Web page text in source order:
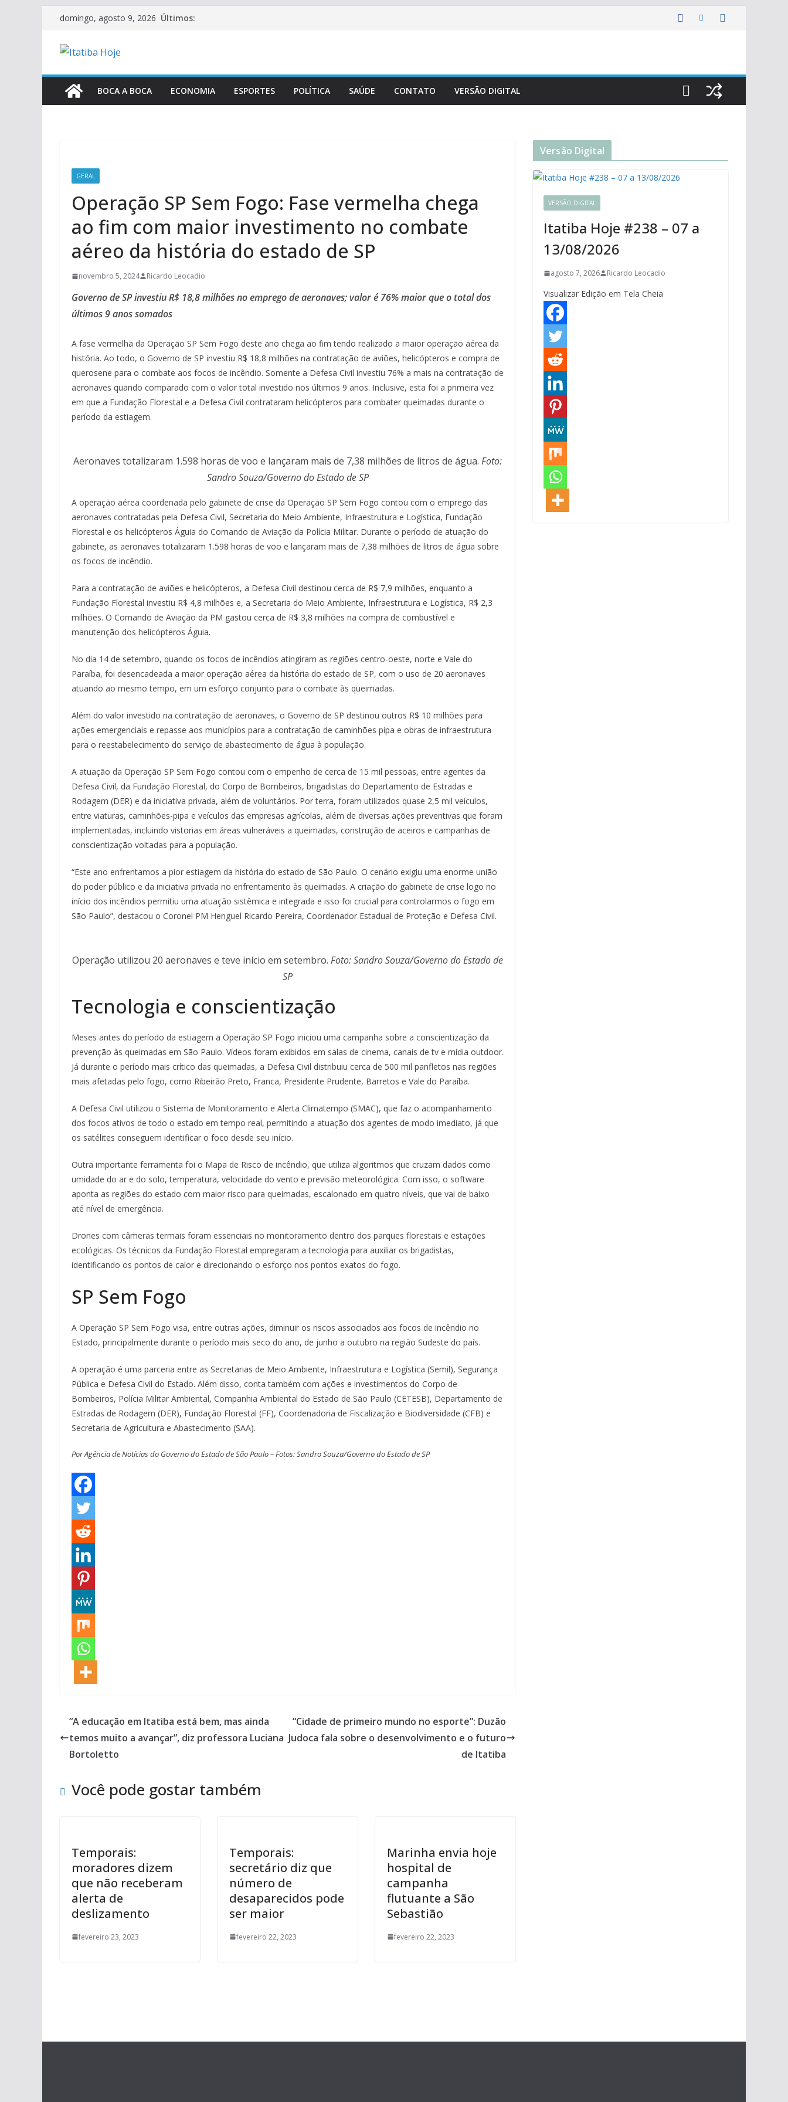
Pulardomingo, agosto 9, 2026 Últimos:
BOCA A BOCA ECONOMIA ESPORTES POLÍTICA SAÚDE CONTATO VERSÃO DIGITAL
GERAL
Operação SP Sem Fogo: Fase vermelha chega
ao fim com maior investimento no combate
aéreo da história do estado de SP
novembro 5, 2024 Ricardo Leocadio
Governo de SP investiu R$ 18,8 milhões no emprego de aeronaves; valor é 76% maior que o total dos
últimos 9 anos somados
A fase vermelha da Operação SP Sem Fogo deste ano chega ao fim tendo realizado a maior operação aérea da
história. Ao todo, o Governo de SP investiu R$ 18,8 milhões na contratação de aviões, helicópteros e compra de
querosene para o combate aos focos de incêndio. Somente a Defesa Civil investiu 76% a mais na contratação de
aeronaves quando comparado com o valor total investido nos últimos 9 anos. Inclusive, esta foi a primeira vez
em que a Fundação Florestal e a Defesa Civil contrataram helicópteros para combater queimadas durante o
período da estiagem.
Aeronaves totalizaram 1.598 horas de voo e lançaram mais de 7,38 milhões de litros de água. Foto:
Sandro Souza/Governo do Estado de SP
A operação aérea coordenada pelo gabinete de crise da Operação SP Sem Fogo contou com o emprego das
aeronaves contratadas pela Defesa Civil, Secretaria do Meio Ambiente, Infraestrutura e Logística, Fundação
Florestal e os helicópteros Águia do Comando de Aviação da Polícia Militar. Durante o período de atuação do
gabinete, as aeronaves totalizaram 1.598 horas de voo e lançaram mais de 7,38 milhões de litros de água sobre
os focos de incêndio.
Para a contratação de aviões e helicópteros, a Defesa Civil destinou cerca de R$ 7,9 milhões, enquanto a
Fundação Florestal investiu R$ 4,8 milhões e, a Secretaria do Meio Ambiente, Infraestrutura e Logística, R$ 2,3
milhões. O Comando de Aviação da PM gastou cerca de R$ 3,8 milhões na compra de combustível e
manutenção dos helicópteros Águia.
No dia 14 de setembro, quando os focos de incêndios atingiram as regiões centro-oeste, norte e Vale do
Paraíba, foi desencadeada a maior operação aérea da história do estado de SP, com o uso de 20 aeronaves
atuando ao mesmo tempo, em um esforço conjunto para o combate às queimadas.
Além do valor investido na contratação de aeronaves, o Governo de SP destinou outros R$ 10 milhões para
ações emergenciais e repasse aos municípios para a contratação de caminhões pipa e obras de infraestrutura
para o reestabelecimento do serviço de abastecimento de água à população.
A atuação da Operação SP Sem Fogo contou com o empenho de cerca de 15 mil pessoas, entre agentes da
Defesa Civil, da Fundação Florestal, do Corpo de Bombeiros, brigadistas do Departamento de Estradas e
Rodagem (DER) e da iniciativa privada, além de voluntários. Por terra, foram utilizados quase 2,5 mil veículos,
entre viaturas, caminhões-pipa e veículos das empresas agrícolas, além de diversas ações preventivas que foram
implementadas, incluindo vistorias em áreas vulneráveis a queimadas, construção de aceiros e campanhas de
conscientização voltadas para a população.
“Este ano enfrentamos a pior estiagem da história do estado de São Paulo. O cenário exigiu uma enorme união
do poder público e da iniciativa privada no enfrentamento às queimadas. A criação do gabinete de crise logo no
início dos incêndios permitiu uma atuação sistêmica e integrada e isso foi crucial para controlarmos o fogo em
São Paulo”, destacou o Coronel PM Henguel Ricardo Pereira, Coordenador Estadual de Proteção e Defesa Civil.
Operação utilizou 20 aeronaves e teve início em setembro. Foto: Sandro Souza/Governo do Estado de
SP
Tecnologia e conscientização
Meses antes do período da estiagem a Operação SP Fogo iniciou uma campanha sobre a conscientização da
prevenção às queimadas em São Paulo. Vídeos foram exibidos em salas de cinema, canais de tv e mídia outdoor.
Já durante o período mais crítico das queimadas, a Defesa Civil distribuiu cerca de 500 mil panfletos nas regiões
mais afetadas pelo fogo, como Ribeirão Preto, Franca, Presidente Prudente, Barretos e Vale do Paraíba.
A Defesa Civil utilizou o Sistema de Monitoramento e Alerta Climatempo (SMAC), que faz o acompanhamento
dos focos ativos de todo o estado em tempo real, permitindo a atuação dos agentes de modo imediato, já que
os satélites conseguem identificar o foco desde seu início.
Outra importante ferramenta foi o Mapa de Risco de incêndio, que utiliza algoritmos que cruzam dados como
umidade do ar e do solo, temperatura, velocidade do vento e previsão meteorológica. Com isso, o software
aponta as regiões do estado com maior risco para queimadas, escalonado em quatro níveis, que vai de baixo
até nível de emergência.
Drones com câmeras termais foram essenciais no monitoramento dentro dos parques florestais e estações
ecológicas. Os técnicos da Fundação Florestal empregaram a tecnologia para auxiliar os brigadistas,
identificando os pontos de calor e direcionando o esforço nos pontos exatos do fogo.
SP Sem Fogo
A Operação SP Sem Fogo visa, entre outras ações, diminuir os riscos associados aos focos de incêndio no
Estado, principalmente durante o período mais seco do ano, de junho a outubro na região Sudeste do país.
A operação é uma parceria entre as Secretarias de Meio Ambiente, Infraestrutura e Logística (Semil), Segurança
Pública e Defesa Civil do Estado. Além disso, conta também com ações e investimentos do Corpo de
Bombeiros, Polícia Militar Ambiental, Companhia Ambiental do Estado de São Paulo (CETESB), Departamento de
Estradas de Rodagem (DER), Fundação Florestal (FF), Coordenadoria de Fiscalização e Biodiversidade (CFB) e
Secretaria de Agricultura e Abastecimento (SAA).
Por Agência de Notícias do Governo do Estado de São Paulo – Fotos: Sandro Souza/Governo do Estado de SP
“A educação em Itatiba está bem, mas ainda
temos muito a avançar”, diz professora Luciana
Bortoletto
“Cidade de primeiro mundo no esporte”: Duzão
Judoca fala sobre o desenvolvimento e o futuro
de Itatiba
Você pode gostar também
Temporais:
moradores dizem
que não receberam
alerta de
deslizamento
fevereiro 23, 2023
Temporais:
secretário diz que
número de
desaparecidos pode
ser maior
fevereiro 22, 2023
Marinha envia hoje
hospital de
campanha
flutuante a São
Sebastião
fevereiro 22, 2023
Versão Digital
VERSÃO DIGITAL
Itatiba Hoje #238 – 07 a
13/08/2026
agosto 7, 2026 Ricardo Leocadio
Visualizar Edição em Tela Cheia